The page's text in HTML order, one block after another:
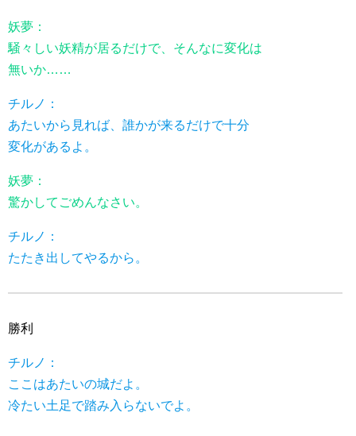
妖夢：
騒々しい妖精が居るだけで、そんなに変化は
無いか……
チルノ：
あたいから見れば、誰かが来るだけで十分
変化があるよ。
妖夢：
驚かしてごめんなさい。
チルノ：
たたき出してやるから。
勝利
チルノ：
ここはあたいの城だよ。
冷たい土足で踏み入らないでよ。